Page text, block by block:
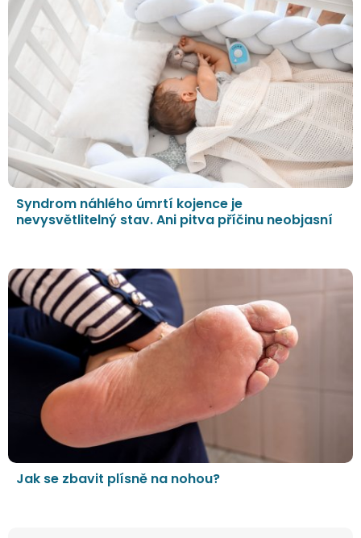
Syndrom náhlého úmrtí kojence je
nevysvětlitelný stav. Ani pitva příčinu neobjasní
Jak se zbavit plísně na nohou?